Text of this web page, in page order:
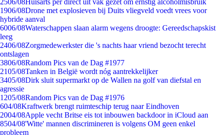
2506/08Huisarts per direct uit vak gezet om ernstig alcoholmisbruik
1906/08Drone met explosieven bij Duits vliegveld voedt vrees voor
hybride aanval
6006/08Waterschappen slaan alarm wegens droogte: Gereedschapskist
leeg
2406/08Zorgmedewerkster die 's nachts haar vriend bezocht terecht
ontslagen
3806/08Random Pics van de Dag #1977
2105/08Tanken in België wordt nóg aantrekkelijker
3405/08Dirk sluit supermarkt op de Wallen na golf van diefstal en
agressie
1205/08Random Pics van de Dag #1976
604/08Kraftwerk brengt ruimteschip terug naar Eindhoven
2004/08Apple vecht Britse eis tot inbouwen backdoor in iCloud aan
8504/08'Witte' mannen discrimineren is volgens OM geen enkel
probleem